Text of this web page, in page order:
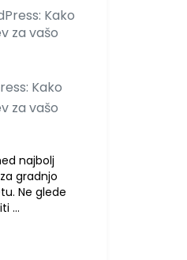
Kako
za vašo
najbolj
gradnjo
Ne glede
…